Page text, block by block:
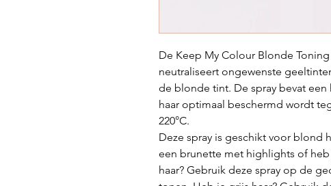
De Keep My Colour Blonde
neutraliseert ongewenste
de blonde tint. De spray bevat
haar optimaal beschermd wordt
220°C.
Deze spray is geschikt voor blond
een brunette met highlights of
haar? Gebruik deze spray op de